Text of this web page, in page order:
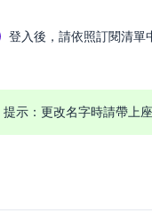
登入後，請依照訂閱清單
提示：更改名字時請帶上